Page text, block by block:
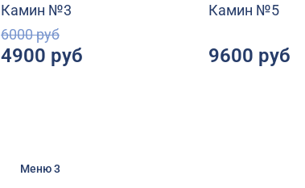
Камин №3
6000 руб
4900 руб
Камин №5
9600 руб
Меню 3